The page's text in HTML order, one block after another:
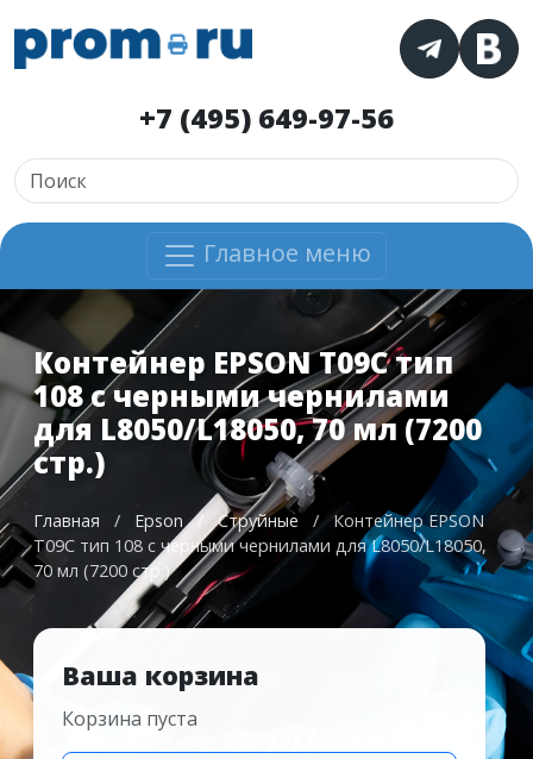
+7 (495) 649-97-56
Главное меню
Контейнер EPSON T09C тип
108 с черными чернилами
для L8050/L18050, 70 мл (7200
стр.)
Главная / Epson / Струйные /
Контейнер EPSON
T09C тип 108 с черными чернилами для L8050/L18050,
70 мл (7200 стр.)
Ваша корзина
Корзина пуста